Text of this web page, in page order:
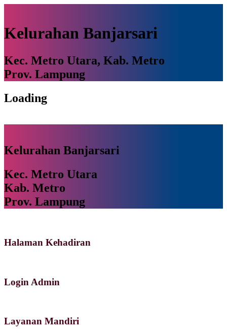
Kelurahan Banjarsari
Kec. Metro Utara, Kab. Metro
Prov. Lampung
Loading
Kelurahan Banjarsari
Kec. Metro Utara
Kab. Metro
Prov. Lampung
Halaman Kehadiran
Login Admin
Layanan Mandiri